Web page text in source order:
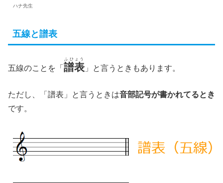
ハナ先生
五線と譜表
五線のことを「 譜表
ふひょう
」と言うときもあります。
ただし、「譜表」と言うときは音部記号が書かれてるとき
です。